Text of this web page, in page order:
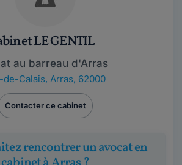
LE GENTIL
au barreau d'Arras
de-Calais, Arras, 62000
Contacter ce cabinet
rencontrer un avocat en